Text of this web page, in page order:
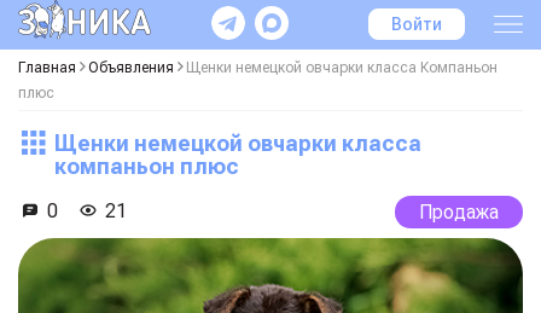
Войти
Главная Объявления
Щенки немецкой овчарки класса Компаньон
плюс
Щенки немецкой овчарки класса
компаньон плюс
0 21 Продажа